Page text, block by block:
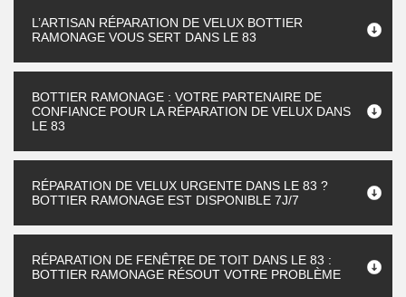
L’ARTISAN RÉPARATION DE VELUX BOTTIER
RAMONAGE VOUS SERT DANS LE 83
BOTTIER RAMONAGE : VOTRE PARTENAIRE DE
CONFIANCE POUR LA RÉPARATION DE VELUX DANS
LE 83
RÉPARATION DE VELUX URGENTE DANS LE 83 ?
BOTTIER RAMONAGE EST DISPONIBLE 7J/7
RÉPARATION DE FENÊTRE DE TOIT DANS LE 83 :
BOTTIER RAMONAGE RÉSOUT VOTRE PROBLÈME